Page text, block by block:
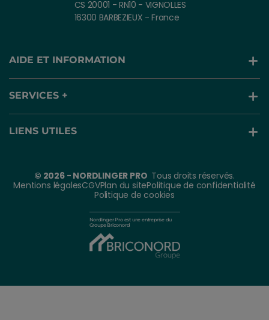
CS 20001 - RN10 - VIGNOLLES
16300 BARBEZIEUX - France
AIDE ET INFORMATION
SERVICES +
LIENS UTILES
© 2026 - NORDLINGER PRO Tous droits réservés.
Mentions légalesCGVPlan du sitePolitique de confidentialité
Politique de cookies
Nordlinger Pro est une entreprise du
Groupe Briconord